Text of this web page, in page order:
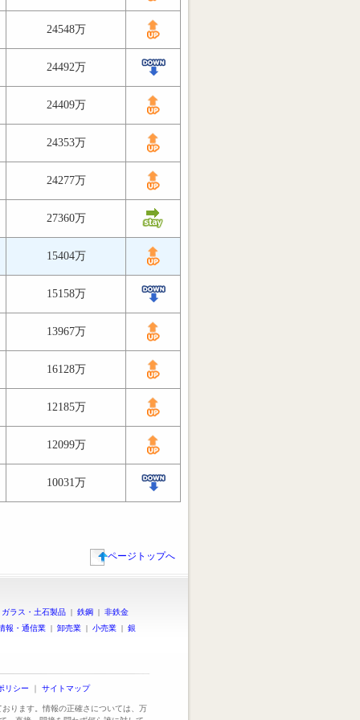
24548万
24492万
24409万
24353万
24277万
27360万
15404万
15158万
13967万
16128万
12185万
12099万
10031万
ページトップへ
ガラス・土石製品 | 鉄鋼 | 非鉄金
報・通信業 | 卸売業 | 小売業 | 銀
リシー ｜ サイトマップ
ります。情報の正確さについては、万